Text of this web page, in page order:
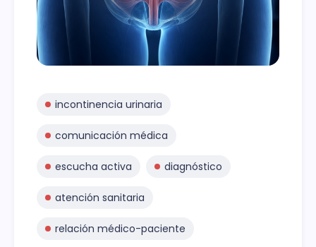
incontinencia urinaria
comunicación médica
escucha activa diagnóstico
atención sanitaria
relación médico-paciente